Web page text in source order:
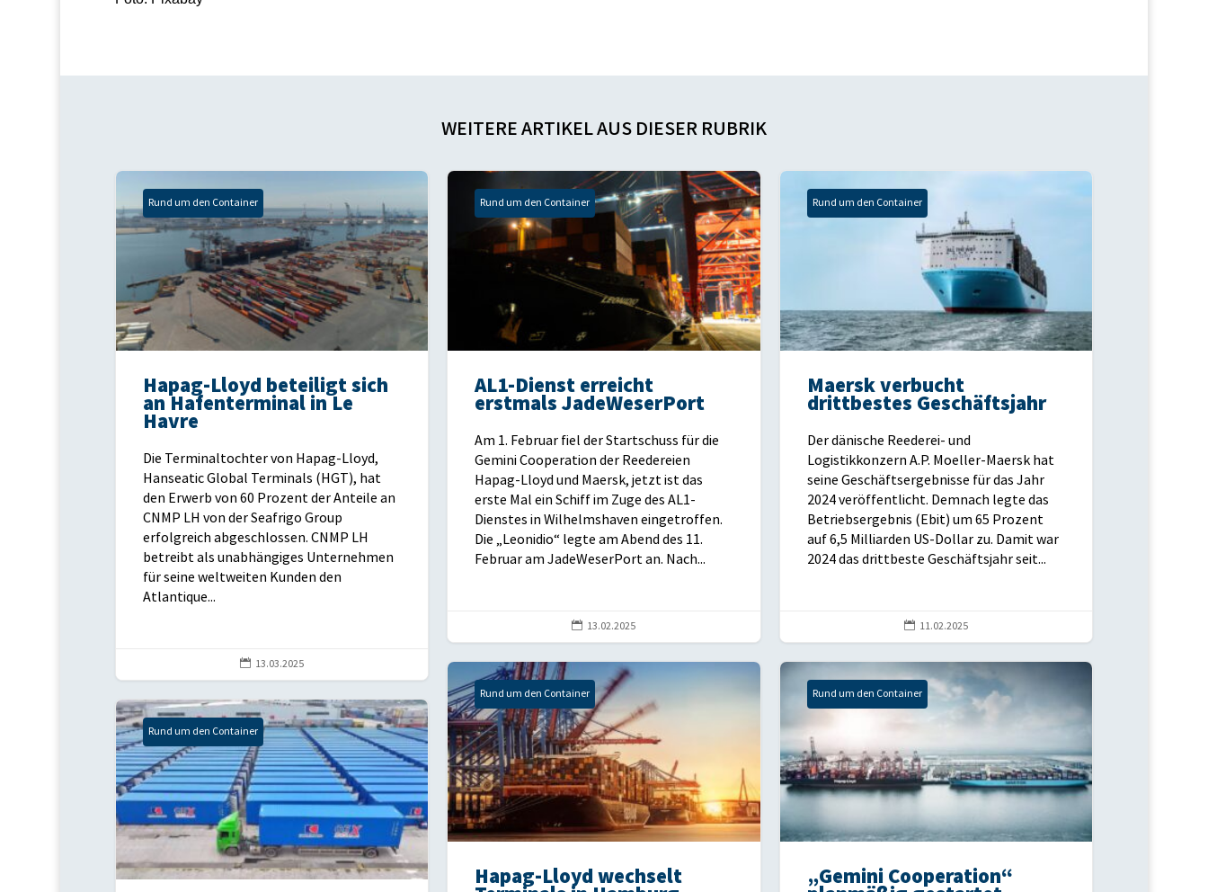
WEITERE ARTIKEL AUS DIESER RUBRIK
Rund um den Container
Hapag-Lloyd beteiligt sich
an Hafenterminal in Le
Havre
Die Terminaltochter von Hapag-Lloyd,
Hanseatic Global Terminals (HGT), hat
den Erwerb von 60 Prozent der Anteile an
CNMP LH von der Seafrigo Group
erfolgreich abgeschlossen. CNMP LH
betreibt als unabhängiges Unternehmen
für seine weltweiten Kunden den
Atlantique...
 13.03.2025
Rund um den Container
AL1-Dienst erreicht
erstmals JadeWeserPort
Am 1. Februar fiel der Startschuss für die
Gemini Cooperation der Reedereien
Hapag-Lloyd und Maersk, jetzt ist das
erste Mal ein Schiff im Zuge des AL1-
Dienstes in Wilhelmshaven eingetroffen.
Die „Leonidio“ legte am Abend des 11.
Februar am JadeWeserPort an. Nach...
 13.02.2025
Rund um den Container
Maersk verbucht
drittbestes Geschäftsjahr
Der dänische Reederei- und
Logistikkonzern A.P. Moeller-Maersk hat
seine Geschäftsergebnisse für das Jahr
2024 veröffentlicht. Demnach legte das
Betriebsergebnis (Ebit) um 65 Prozent
auf 6,5 Milliarden US-Dollar zu. Damit war
2024 das drittbeste Geschäftsjahr seit...
 11.02.2025
Rund um den Container
Hapag-Lloyd wechselt
Rund um den Container
„Gemini Cooperation“
Rund um den Container